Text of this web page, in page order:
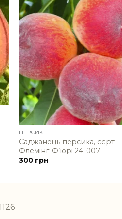
+
ПЕРСИК
Саджанець персика, сорт
Флемінг-Ф’юрі 24-007
300 грн